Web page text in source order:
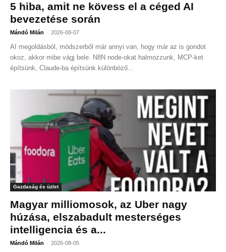
5 hiba, amit ne kövess el a céged AI
bevezetése során
Mándó Milán - 2026-08-07
AI megoldásból, módszerből már annyi van, hogy már az is gondot
okoz, akkor mibe vágj bele. N8N node-okat halmozzunk, MCP-ket
építsünk, Claude-ba építsünk különböző...
Gazdaság és üzlet
Magyar milliomosok, az Uber nagy
húzása, elszabadult mesterséges
intelligencia és a...
Mándó Milán - 2026-08-05